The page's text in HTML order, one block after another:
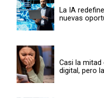
La IA
nuevas
Casi la
digital, pero